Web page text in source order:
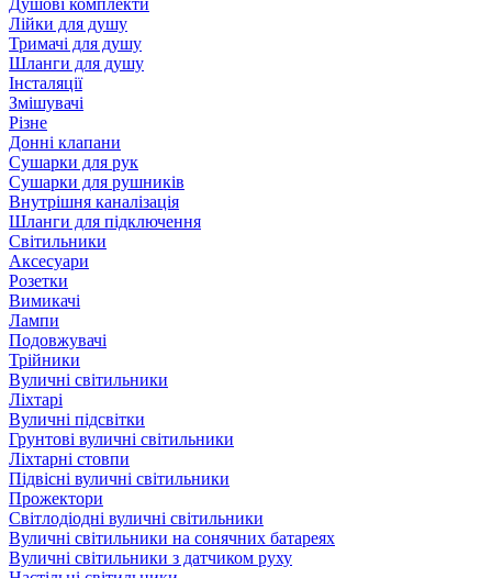
Душові комплекти
Лійки для душу
Тримачі для душу
Шланги для душу
Інсталяції
Змішувачі
Різне
Донні клапани
Сушарки для рук
Сушарки для рушників
Внутрішня каналізація
Шланги для підключення
Світильники
Аксесуари
Розетки
Вимикачі
Лампи
Подовжувачі
Трійники
Вуличні світильники
Ліхтарі
Вуличні підсвітки
Грунтові вуличні світильники
Ліхтарні стовпи
Підвісні вуличні світильники
Прожектори
Світлодіодні вуличні світильники
Вуличні світильники на сонячних батареях
Вуличні світильники з датчиком руху